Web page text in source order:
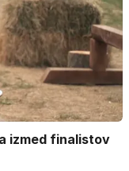
izmed finalistov